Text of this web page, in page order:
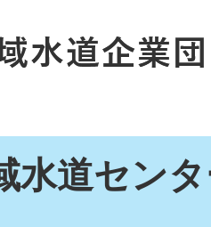
水道セン